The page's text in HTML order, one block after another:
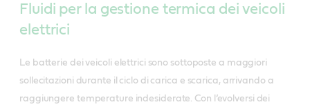
Fluidi per la gestione termica dei veicoli
elettrici
Le batterie dei veicoli elettrici sono sottoposte a maggiori
sollecitazioni durante il ciclo di carica e scarica, arrivando a
raggiungere temperature indesiderate. Con l’evolversi dei